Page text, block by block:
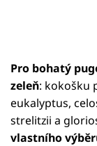
Pro bohatý
zeleň: kokošku
eukalyptus,
strelitzii a
vlastního